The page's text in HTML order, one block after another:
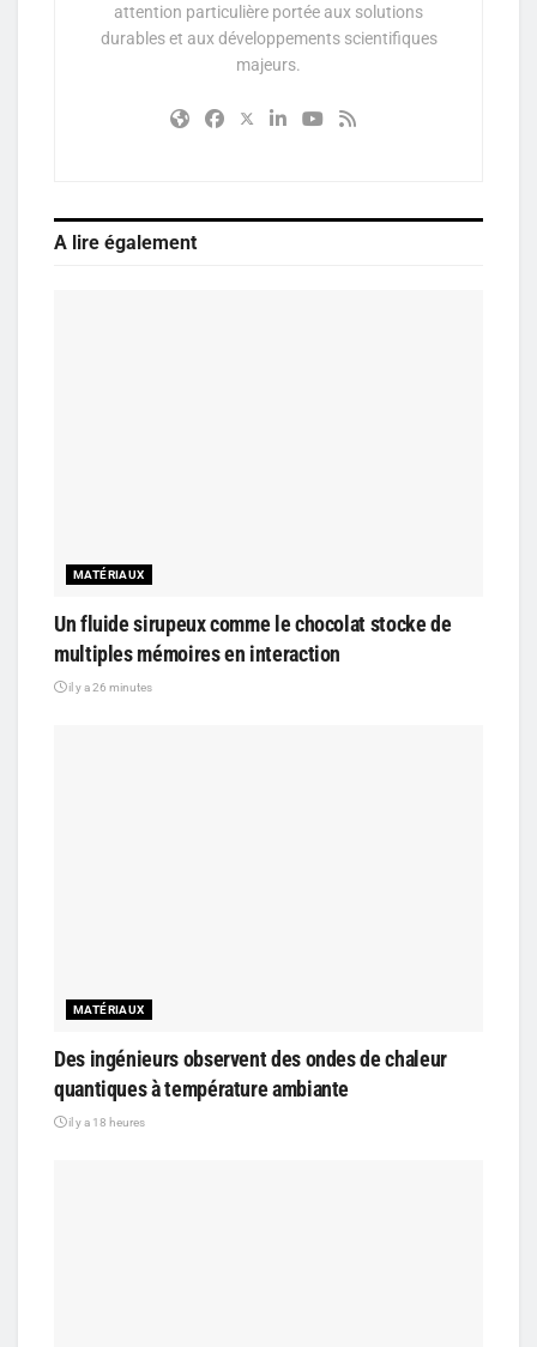
attention particulière portée aux solutions
durables et aux développements scientifiques
majeurs.
A lire également
MATÉRIAUX
Un fluide sirupeux comme le chocolat stocke de
multiples mémoires en interaction
il y a 26 minutes
MATÉRIAUX
Des ingénieurs observent des ondes de chaleur
quantiques à température ambiante
il y a 18 heures